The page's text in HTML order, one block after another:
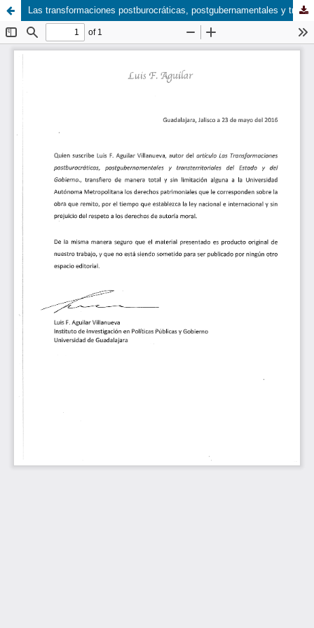
Las transformaciones postburocráticas, postgubernamentales y transterritoriales del Estado y del Gobierno.